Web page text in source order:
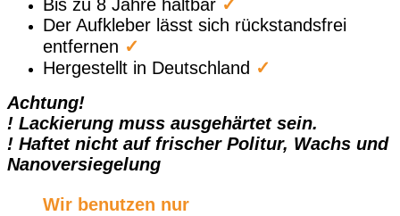
Bis zu 8 Jahre haltbar ✓
Der Aufkleber lässt sich rückstandsfrei
entfernen ✓
Hergestellt in Deutschland ✓
Achtung!
! Lackierung muss ausgehärtet sein.
! Haftet nicht auf frischer Politur, Wachs und
Nanoversiegelung
Wir benutzen nur